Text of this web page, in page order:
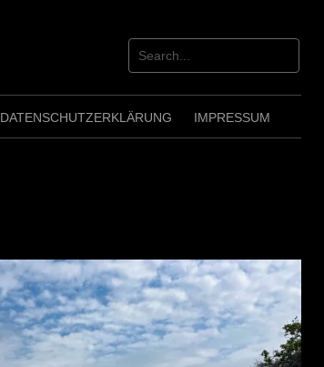
DATENSCHUTZERKLÄRUNG IMPRESSUM